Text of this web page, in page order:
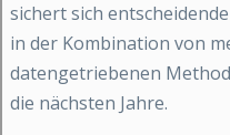
sichert sich
in der Kombination von
datengetriebenen
die nächsten Jahre.